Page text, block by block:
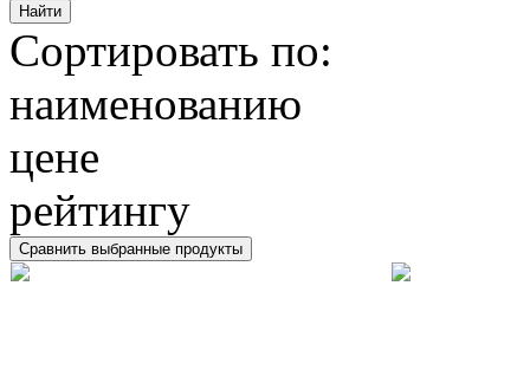
Сортировать по:
наименованию
цене
рейтингу